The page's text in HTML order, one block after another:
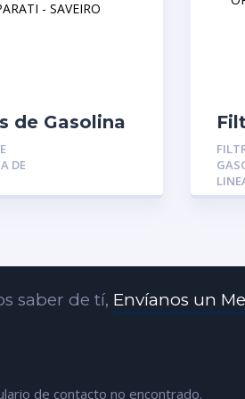
de Gasolina
FOX
– PARATI –
DE
saber de tí, Envíanos un
de contacto no encontrado.